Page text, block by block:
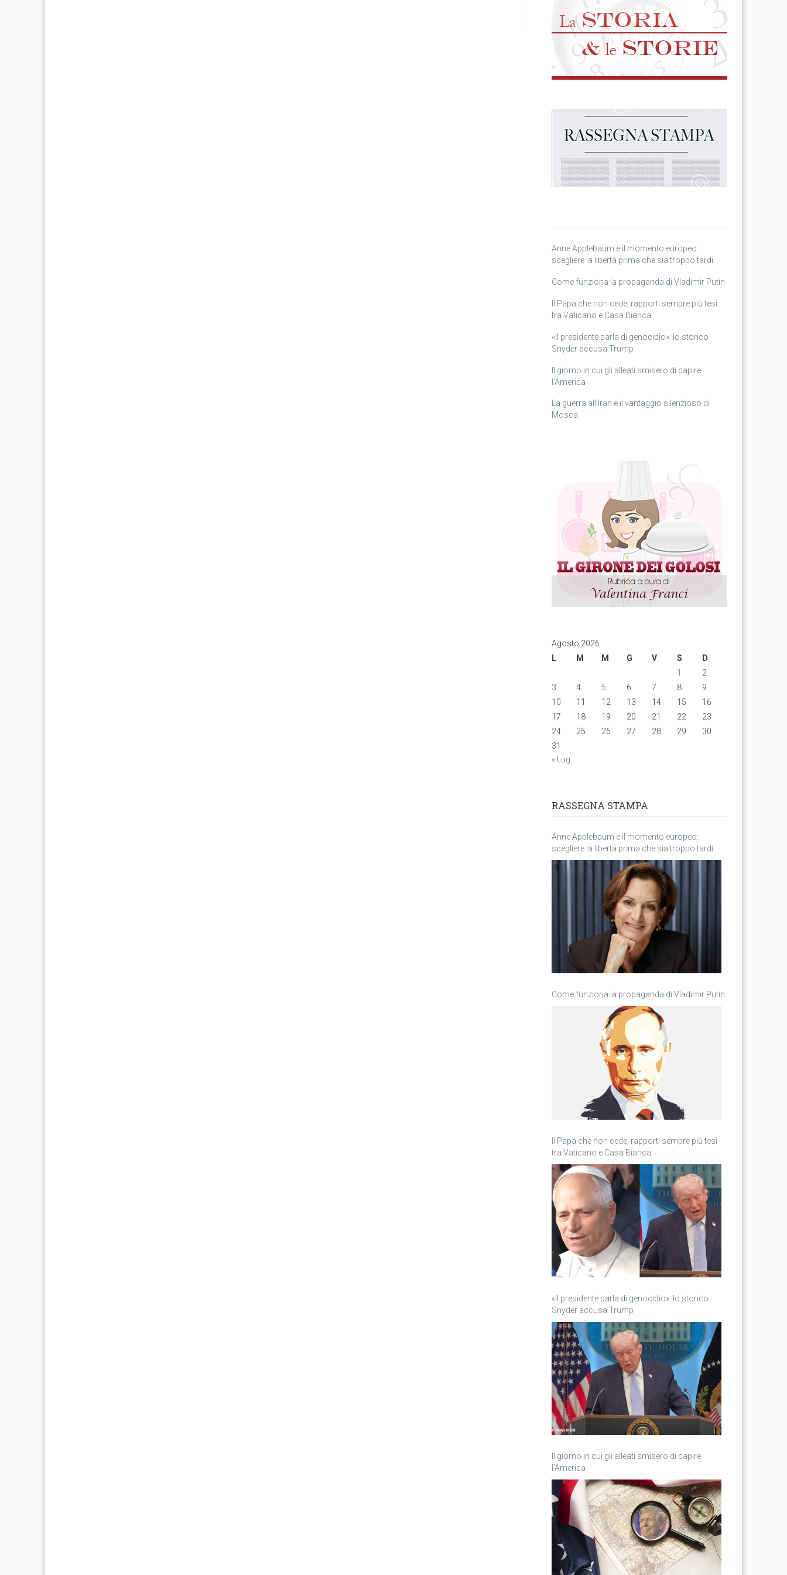
Anne Applebaum e il momento europeo:
scegliere la libertà prima che sia troppo tardi
Come funziona la propaganda di Vladimir Putin
Il Papa che non cede, rapporti sempre più tesi
tra Vaticano e Casa Bianca
«Il presidente parla di genocidio»: lo storico
Snyder accusa Trump
Il giorno in cui gli alleati smisero di capire
l’America
La guerra all’Iran e il vantaggio silenzioso di
Mosca
Agosto 2026
L
M M G V S
D
1
2
3
4 5 6 7 8
9
10
11 12 13 14 15
16
17
18 19 20 21 22
23
24
25 26 27 28 29
30
31
« Lug
RASSEGNA STAMPA
Anne Applebaum e il momento europeo:
scegliere la libertà prima che sia troppo tardi
Come funziona la propaganda di Vladimir Putin
Il Papa che non cede, rapporti sempre più tesi
tra Vaticano e Casa Bianca
«Il presidente parla di genocidio»: lo storico
Snyder accusa Trump
Il giorno in cui gli alleati smisero di capire
l’America